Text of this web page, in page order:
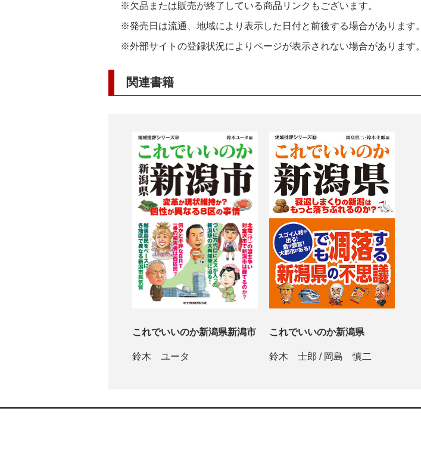
※欠品または販売が終了している商品リンクもございます。
※発売日は流通、地域により表示した日付と前後する場合があります。
※外部サイトの登録状況によりページが表示されない場合があります。
関連書籍
これでいいのか新潟県新潟市
鈴木 ユータ
これでいいのか新潟県
鈴木 士郎 / 岡島 慎二